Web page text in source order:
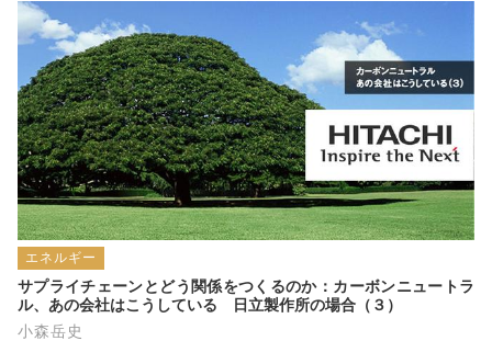
円筒形状のメリットは、強風を受け流すこと
ができるということにもあります。これによ
り、強風に飛ばされにくくなることから、架
台のコストを下げられることにつながりま
す。
あとはモジュールのコストをどこまで下げら
れるかです。
太陽電池が軽量なので、架台の支柱間もより
広くとれるので、架台のコストを下げれれる
上に、農作業でトラクターの運行もしやすく
なります。
エネルギー
サプライチェーンとどう関係をつくるのか：カーボンニュートラ
ル、あの会社はこうしている　日立製作所の場合（３）
小森岳史